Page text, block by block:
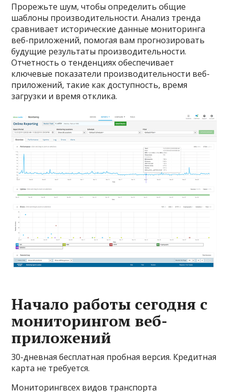
Прорежьте шум, чтобы определить общие
шаблоны производительности. Анализ тренда
сравнивает исторические данные мониторинга
веб-приложений, помогая вам прогнозировать
будущие результаты производительности.
Отчетность о тенденциях обеспечивает
ключевые показатели производительности веб-
приложений, такие как доступность, время
загрузки и время отклика.
Начало работы сегодня с
мониторингом веб-
приложений
30-дневная бесплатная пробная версия. Кредитная
карта не требуется.
Мониторингвсех видов транспорта